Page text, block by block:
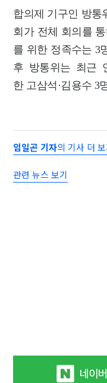
합의제 기구인 방통
회가 전체 회의를
를 위한 정족수는 3
후 방통위는 최근
한 고삼석·김용수 3
임일곤 기자의 기사 더 보
관련 뉴스 보기